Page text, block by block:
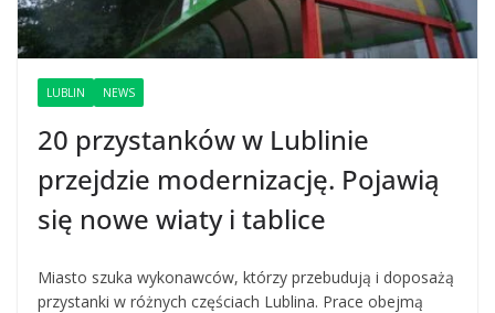
LUBLIN NEWS
20 przystanków w Lublinie
przejdzie modernizację. Pojawią
się nowe wiaty i tablice
Miasto szuka wykonawców, którzy przebudują i doposażą
przystanki w różnych częściach Lublina. Prace obejmą